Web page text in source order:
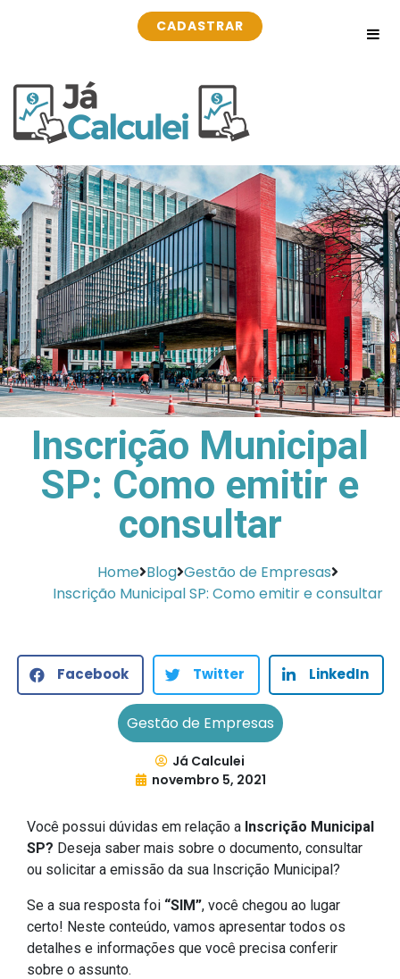
CADASTRAR
Inscrição Municipal
SP: Como emitir e
consultar
Home Blog Gestão de Empresas
Inscrição Municipal SP: Como emitir e consultar
Facebook Twitter LinkedIn
Gestão de Empresas
Já Calculei
novembro 5, 2021
Você possui dúvidas em relação a Inscrição Municipal
SP? Deseja saber mais sobre o documento, consultar
ou solicitar a emissão da sua Inscrição Municipal?
Se a sua resposta foi “SIM”, você chegou ao lugar
certo! Neste conteúdo, vamos apresentar todos os
detalhes e informações que você precisa conferir
sobre o assunto.